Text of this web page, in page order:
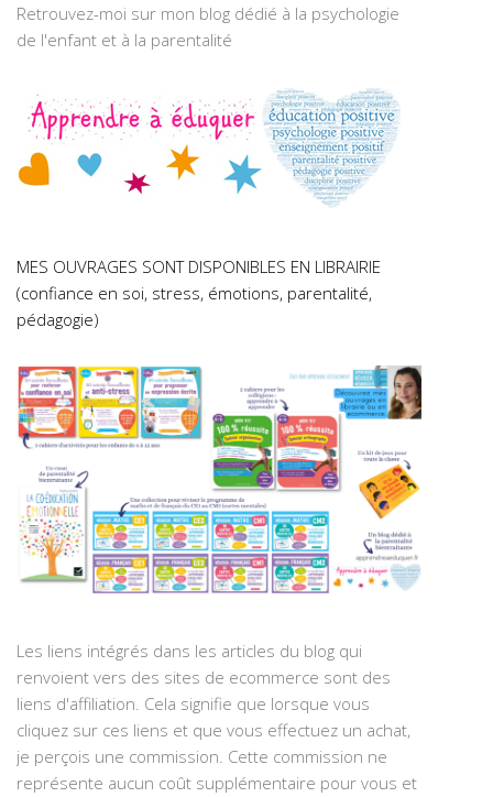
Retrouvez-moi sur mon blog dédié à la psychologie
de l'enfant et à la parentalité
MES OUVRAGES SONT DISPONIBLES EN LIBRAIRIE
(confiance en soi, stress, émotions, parentalité,
pédagogie)
Les liens intégrés dans les articles du blog qui
renvoient vers des sites de ecommerce sont des
liens d'affiliation. Cela signifie que lorsque vous
cliquez sur ces liens et que vous effectuez un achat,
je perçois une commission. Cette commission ne
représente aucun coût supplémentaire pour vous et